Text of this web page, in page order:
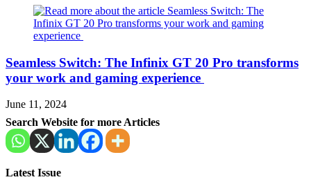
Seamless Switch: The Infinix GT 20 Pro transforms
your work and gaming experience
June 11, 2024
Search Website for more Articles
Latest Issue